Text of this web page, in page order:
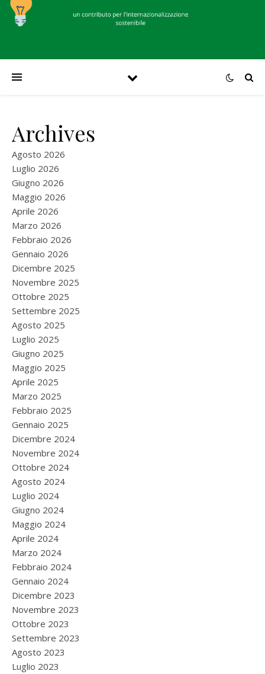
Archives
Agosto 2026
Luglio 2026
Giugno 2026
Maggio 2026
Aprile 2026
Marzo 2026
Febbraio 2026
Gennaio 2026
Dicembre 2025
Novembre 2025
Ottobre 2025
Settembre 2025
Agosto 2025
Luglio 2025
Giugno 2025
Maggio 2025
Aprile 2025
Marzo 2025
Febbraio 2025
Gennaio 2025
Dicembre 2024
Novembre 2024
Ottobre 2024
Agosto 2024
Luglio 2024
Giugno 2024
Maggio 2024
Aprile 2024
Marzo 2024
Febbraio 2024
Gennaio 2024
Dicembre 2023
Novembre 2023
Ottobre 2023
Settembre 2023
Agosto 2023
Luglio 2023